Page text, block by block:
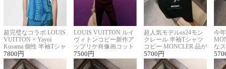
超完璧なコラボ LOUIS
VUITTON × Yayoi
Kusama 個性 半袖Tシャ
ツコピー男女兼用
7800 円
LOUIS VUITTON ルイ
ヴィトンコピー新作ア
ップリケ肖像画コット
ンニット半袖Tシャツ
7500 円
超人気モデルss24モン
クレール 半袖Tシャツ
コピー MONCLER 品が
良く見た目
5700 円
今
な
ル